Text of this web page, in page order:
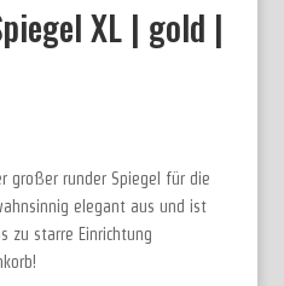
XL | gold |
großer runder Spiegel für die
elegant aus und ist
zu starre Einrichtung